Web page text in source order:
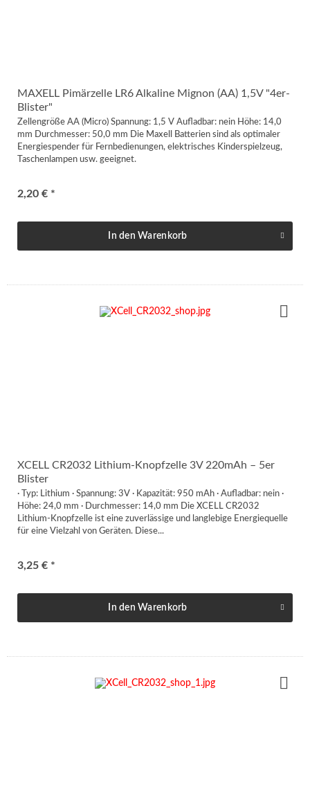
MAXELL Pimärzelle LR6 Alkaline Mignon (AA) 1,5V "4er-
Blister"
Zellengröße AA (Micro) Spannung: 1,5 V Aufladbar: nein Höhe: 14,0
mm Durchmesser: 50,0 mm Die Maxell Batterien sind als optimaler
Energiespender für Fernbedienungen, elektrisches Kinderspielzeug,
Taschenlampen usw. geeignet.
2,20 € *
In den Warenkorb
XCELL CR2032 Lithium-Knopfzelle 3V 220mAh – 5er
Blister
· Typ: Lithium · Spannung: 3V · Kapazität: 950 mAh · Aufladbar: nein ·
Höhe: 24,0 mm · Durchmesser: 14,0 mm Die XCELL CR2032
Lithium-Knopfzelle ist eine zuverlässige und langlebige Energiequelle
für eine Vielzahl von Geräten. Diese...
3,25 € *
In den Warenkorb